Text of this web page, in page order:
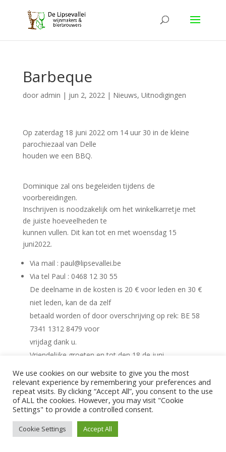
Barbeque
door admin | jun 2, 2022| Nieuws, Uitnodigingen
Op zaterdag 18 juni 2022 om 14 uur 30 in de kleine
parochiezaal van Delle
houden we een BBQ.
Dominique zal ons begeleiden tijdens de
voorbereidingen.
Inschrijven is noodzakelijk om het winkelkarretje met
de juiste hoeveelheden te
kunnen vullen. Dit kan tot en met woensdag 15
juni2022.
Via mail : paul@lipsevallei.be
Via tel Paul : 0468 12 30 55
De deelname in de kosten is 20 € voor leden en 30 €
niet leden, kan de da zelf
betaald worden of door overschrijving op rek: BE 58
7341 1312 8479 voor
vrijdag dank u.
Vriendelijke groeten en tot den 18 de juni
De secretaris Paul Van Diest
We use cookies on our website to give you the most
relevant experience by remembering your preferences and
repeat visits. By clicking “Accept All”, you consent to the use
of ALL the cookies. However, you may visit "Cookie
Settings" to provide a controlled consent.
Cookie Settings Accept All